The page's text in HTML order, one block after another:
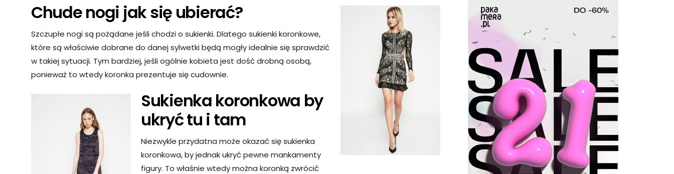
Chude nogi jak się ubierać?
Szczupłe nogi są pożądane jeśli chodzi o sukienki. Dlatego sukienki koronkowe,
które są właściwie dobrane do danej sylwetki będą mogły idealnie się sprawdzić
w takiej sytuacji. Tym bardziej, jeśli ogólnie kobieta jest dość drobną osobą,
ponieważ to wtedy koronka prezentuje się cudownie.
Sukienka koronkowa by
ukryć tu i tam
Niezwykle przydatna może okazać się sukienka
koronkowa, by jednak ukryć pewne mankamenty
figury. To właśnie wtedy można koronką zwrócić